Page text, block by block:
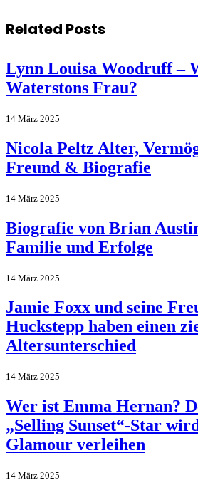
Related Posts
Lynn Louisa Woodruff –
Waterstons Frau?
14 März 2025
Nicola Peltz Alter,
Freund & Biografie
14 März 2025
Biografie von Brian
Familie und Erfolge
14 März 2025
Jamie Foxx und seine
Huckstepp haben einen
Altersunterschied
14 März 2025
Wer ist Emma Hernan?
„Selling Sunset“-Star
Glamour verleihen
14 März 2025